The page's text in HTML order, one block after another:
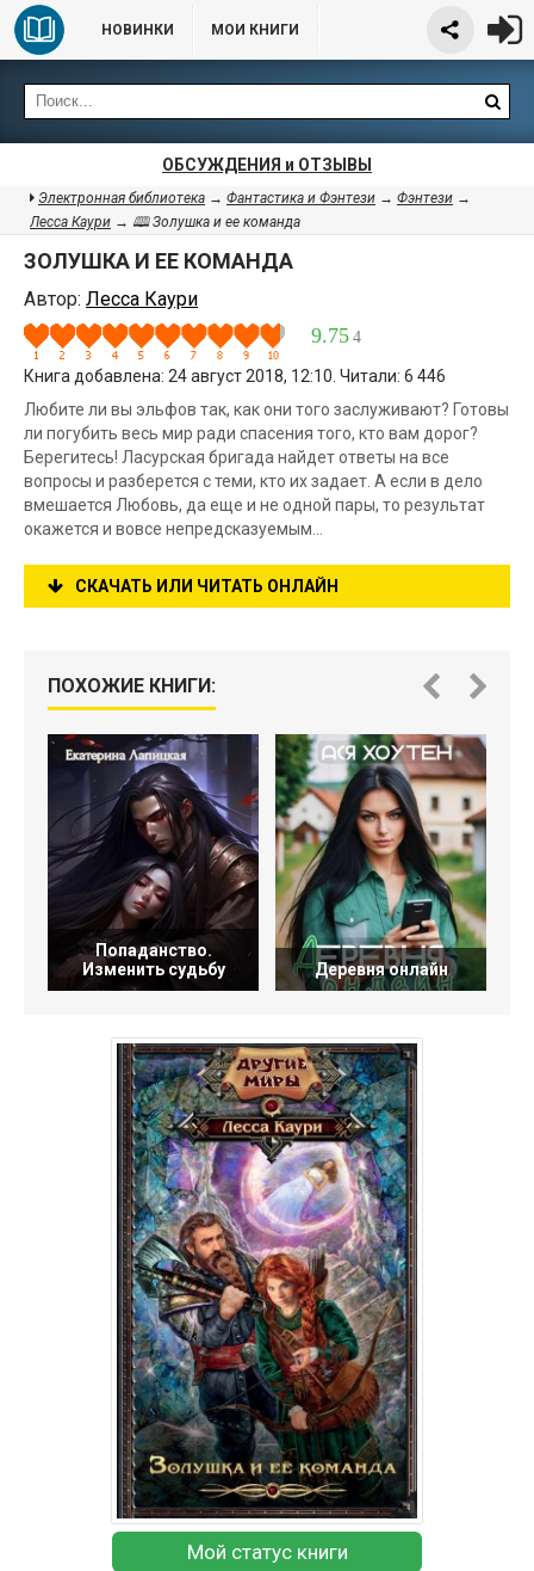
НОВИНКИ МОИ КНИГИ
ОБСУЖДЕНИЯ и ОТЗЫВЫ
Электронная библиотека → Фантастика и Фэнтези → Фэнтези →
Лесса Каури → 🕮 Золушка и ее команда
ЗОЛУШКА И ЕЕ КОМАНДА
Автор: Лесса Каури
9.75 4
Книга добавлена: 24 август 2018, 12:10. Читали: 6 446
Любите ли вы эльфов так, как они того заслуживают? Готовы
ли погубить весь мир ради спасения того, кто вам дорог?
Берегитесь! Ласурская бригада найдет ответы на все
вопросы и разберется с теми, кто их задает. А если в дело
вмешается Любовь, да еще и не одной пары, то результат
окажется и вовсе непредсказуемым…
СКАЧАТЬ ИЛИ ЧИТАТЬ ОНЛАЙН
ПОХОЖИЕ КНИГИ:
Попаданство.
Изменить судьбу
Деревня онлайн
Мой статус книги